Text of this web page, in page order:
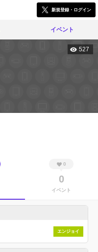
新規登録・ログイン
イベント
527
0
0
イベント
エンジョイ